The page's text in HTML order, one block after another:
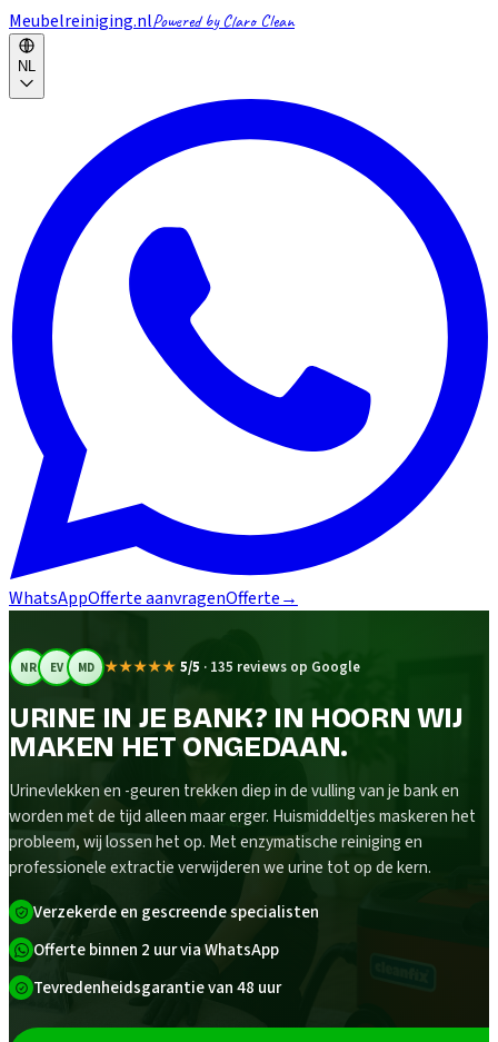
Meubelreiniging.nlPowered by Claro Clean
NL
WhatsAppOfferte aanvragenOfferte→
NR EV MD ★★★★★ 5/5 · 135 reviews op Google
URINE IN JE BANK? IN HOORN WIJ
MAKEN HET ONGEDAAN.
Urinevlekken en -geuren trekken diep in de vulling van je bank en
worden met de tijd alleen maar erger. Huismiddeltjes maskeren het
probleem, wij lossen het op. Met enzymatische reiniging en
professionele extractie verwijderen we urine tot op de kern.
Verzekerde en gescreende specialisten
Offerte binnen 2 uur via WhatsApp
Tevredenheidsgarantie van 48 uur